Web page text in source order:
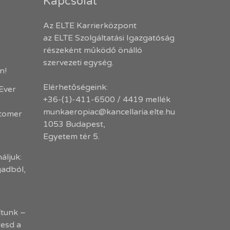
–
a
Az ELTE Karrierközpont
az ELTE Szolgáltatási Igazgatóság
részeként működő önálló
szervezeti egység.
Elérhetőségeink:
+36-(1)-411-6500 / 4419 mellék
munkaeropiac@kancellaria.elte.hu
1053 Budapest,
Egyetem tér 5.